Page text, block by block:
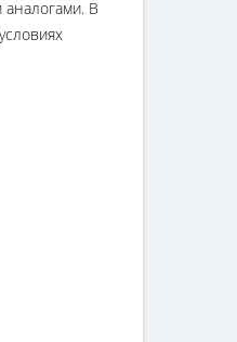
аналогами. В